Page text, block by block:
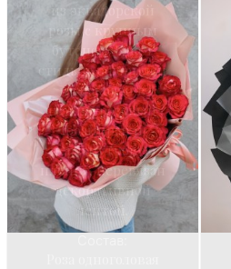
из эквадорской
розы с крупным
бутоном. Букет
стильно оформлен
и упакован в
нежно-розовый
фоамиран и
перламутровую
пленку, перевязан
декоративной
лентой.